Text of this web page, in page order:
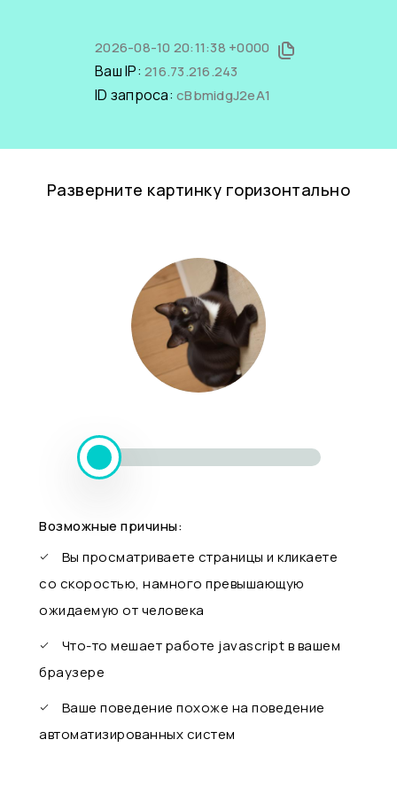
2026-08-10 20:11:38 +0000
Ваш IP: 216.73.216.243
ID запроса: cBbmidgJ2eA1
Разверните картинку горизонтально
Возможные причины:
Вы просматриваете страницы и кликаете
со скоростью, намного превышающую
ожидаемую от человека
Что-то мешает работе javascript в вашем
браузере
Ваше поведение похоже на поведение
автоматизированных систем